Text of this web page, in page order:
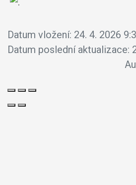
Datum vložení: 24. 4. 2026
Datum poslední aktualizace: